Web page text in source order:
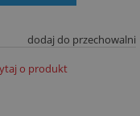
dodaj do przechowalni
o produkt